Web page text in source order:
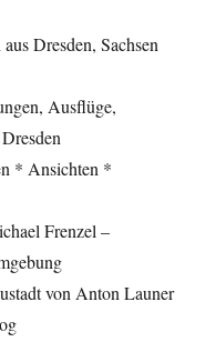
Dresden, Sachsen
Ausflüge,
* Ansichten *
Frenzel –
von Anton Launer